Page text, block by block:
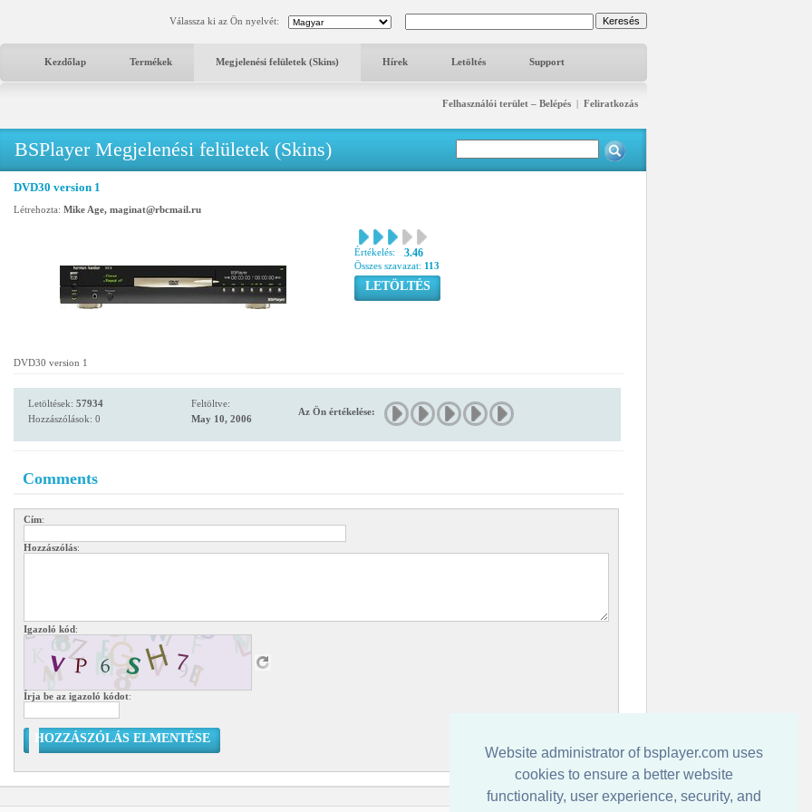
Website administrator of bsplayer.com uses
cookies to ensure a better website
functionality, user experience, security, and
Válassza ki az Ön nyelvét:
Kezdőlap Termékek Megjelenési felületek (Skins) Hírek Letöltés Support
Felhasználói terület – Belépés | Feliratkozás
BSPlayer Megjelenési felületek (Skins)
DVD30 version 1
Létrehozta: Mike Age, maginat@rbcmail.ru
Értékelés: 3.46
Összes szavazat: 113
LETÖLTÉS
DVD30 version 1
Letöltések: 57934
Hozzászólások: 0
Feltöltve:
May 10, 2006
Az Ön értékelése:
Comments
Cím:
Hozzászólás:
Igazoló kód:
Írja be az igazoló kódot:
HOZZÁSZÓLÁS ELMENTÉSE